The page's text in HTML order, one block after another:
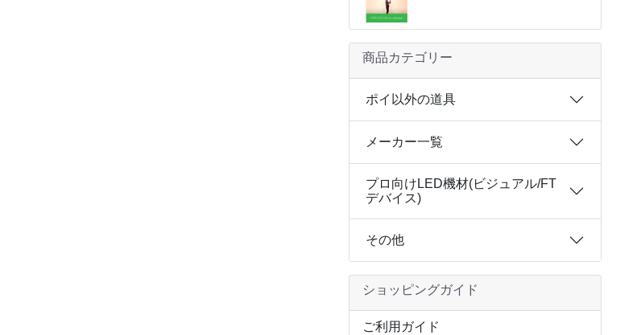
商品カテゴリー
ポイ以外の道具
メーカー一覧
プロ向けLED機材(ビジュアル/FT
デバイス)
その他
ショッピングガイド
ご利用ガイド